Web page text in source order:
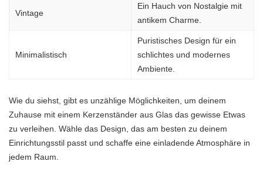
Vintage
Ein Hauch von Nostalgie mit
antikem Charme.
Minimalistisch
Puristisches Design für ein
schlichtes und modernes
Ambiente.
Wie du siehst, gibt es unzählige Möglichkeiten, um deinem
Zuhause mit einem Kerzenständer aus Glas das gewisse Etwas
zu verleihen. Wähle das Design, das am besten zu deinem
Einrichtungsstil passt und schaffe eine einladende Atmosphäre in
jedem Raum.